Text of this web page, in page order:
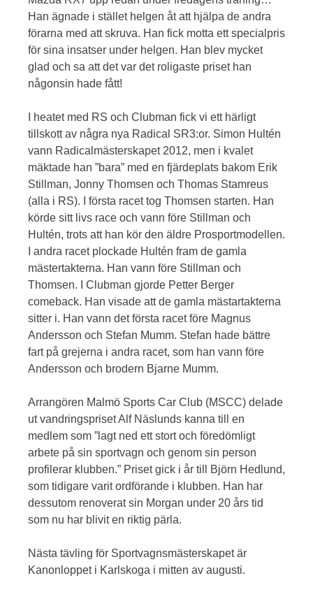
Han ägnade i stället helgen åt att hjälpa de andra
förarna med att skruva. Han fick motta ett specialpris
för sina insatser under helgen. Han blev mycket
glad och sa att det var det roligaste priset han
någonsin hade fått!
I heatet med RS och Clubman fick vi ett härligt
tillskott av några nya Radical SR3:or. Simon Hultén
vann Radicalmästerskapet 2012, men i kvalet
mäktade han ”bara” med en fjärdeplats bakom Erik
Stillman, Jonny Thomsen och Thomas Stamreus
(alla i RS). I första racet tog Thomsen starten. Han
körde sitt livs race och vann före Stillman och
Hultén, trots att han kör den äldre Prosportmodellen.
I andra racet plockade Hultén fram de gamla
mästertakterna. Han vann före Stillman och
Thomsen. I Clubman gjorde Petter Berger
comeback. Han visade att de gamla mästartakterna
sitter i. Han vann det första racet före Magnus
Andersson och Stefan Mumm. Stefan hade bättre
fart på grejerna i andra racet, som han vann före
Andersson och brodern Bjarne Mumm.
Arrangören Malmö Sports Car Club (MSCC) delade
ut vandringspriset Alf Näslunds kanna till en
medlem som ”lagt ned ett stort och föredömligt
arbete på sin sportvagn och genom sin person
profilerar klubben.” Priset gick i år till Björn Hedlund,
som tidigare varit ordförande i klubben. Han har
dessutom renoverat sin Morgan under 20 års tid
som nu har blivit en riktig pärla.
Nästa tävling för Sportvagnsmästerskapet är
Kanonloppet i Karlskoga i mitten av augusti.